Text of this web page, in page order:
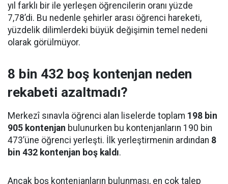
yıl farklı bir ile yerleşen öğrencilerin oranı yüzde
7,78’di. Bu nedenle şehirler arası öğrenci hareketi,
yüzdelik dilimlerdeki büyük değişimin temel nedeni
olarak görülmüyor.
8 bin 432 boş kontenjan neden
rekabeti azaltmadı?
Merkezî sınavla öğrenci alan liselerde toplam 198 bin
905 kontenjan bulunurken bu kontenjanların 190 bin
473’üne öğrenci yerleşti. İlk yerleştirmenin ardından 8
bin 432 kontenjan boş kaldı.
Ancak boş kontenjanların bulunması, en çok talep